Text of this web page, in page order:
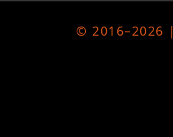
© 2016–2026 |